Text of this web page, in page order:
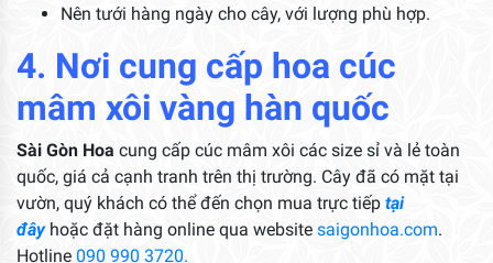
Nên tưới hàng ngày cho cây, với lượng phù hợp.
4. Nơi cung cấp hoa cúc
mâm xôi vàng hàn quốc
Sài Gòn Hoa cung cấp cúc mâm xôi các size sỉ và lẻ toàn
quốc, giá cả cạnh tranh trên thị trường. Cây đã có mặt tại
vườn, quý khách có thể đến chọn mua trực tiếp tại
đâyhoặc đặt hàng online qua website saigonhoa.com.
Hotline 090 990 3720.